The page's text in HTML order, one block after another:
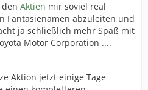
Aktien mir soviel real
Fantasienamen abzuleiten und
ja schließlich mehr Spaß mit
Motor Corporation ....
Aktion jetzt einige Tage